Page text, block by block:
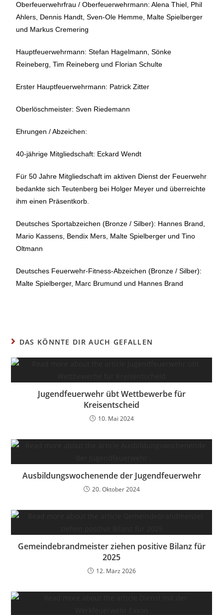
Oberfeuerwehrfrau / Oberfeuerwehrmann: Alena Thiel, Phil
Ahlers, Dennis Handt, Sven-Ole Hemme, Malte Spielberger
und Markus Cremering
Hauptfeuerwehrmann: Stefan Hagelmann, Sönke
Reineberg, Tim Reineberg und Florian Schulte
Erster Hauptfeuerwehrmann: Patrick Zitter
Oberlöschmeister: Sven Riedemann
Ehrungen / Abzeichen:
40-jährige Mitgliedschaft: Eckard Wendt
Für 50 Jahre Mitgliedschaft im aktiven Dienst der Feuerwehr
bedankte sich Teutenberg bei Holger Meyer und überreichte
ihm einen Präsentkorb.
Deutsches Sportabzeichen (Bronze / Silber): Hannes Brand,
Mario Kassens, Bendix Mers, Malte Spielberger und Tino
Oltmann
Deutsches Feuerwehr-Fitness-Abzeichen (Bronze / Silber):
Malte Spielberger, Marc Brumund und Hannes Brand
DAS KÖNNTE DIR AUCH GEFALLEN
Jugendfeuerwehr übt Wettbewerbe für
Kreisentscheid
10. Mai 2024
Ausbildungswochenende der Jugendfeuerwehr
20. Oktober 2024
Gemeindebrandmeister ziehen positive Bilanz für
2025
12. März 2026